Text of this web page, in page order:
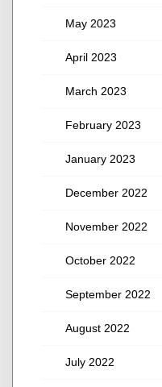
May 2023
April 2023
March 2023
February 2023
January 2023
December 2022
November 2022
October 2022
September 2022
August 2022
July 2022